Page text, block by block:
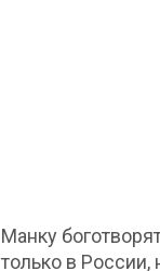
Манку
только в России,